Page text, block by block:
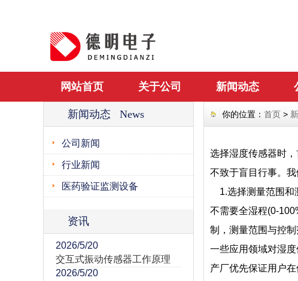
网站首页 关于公司 新闻动态
新闻动态 News
公司新闻
行业新闻
医药验证监测设备
资讯
2026/5/20
交互式振动传感器工作原理
2026/5/20
你的位置： 首页 >
选择湿度传感器时
不致于盲目行事。
1.选择测量范围和
不需要全湿程(0-
制，测量范围与控
一些应用领域对湿
产厂优先保证用户